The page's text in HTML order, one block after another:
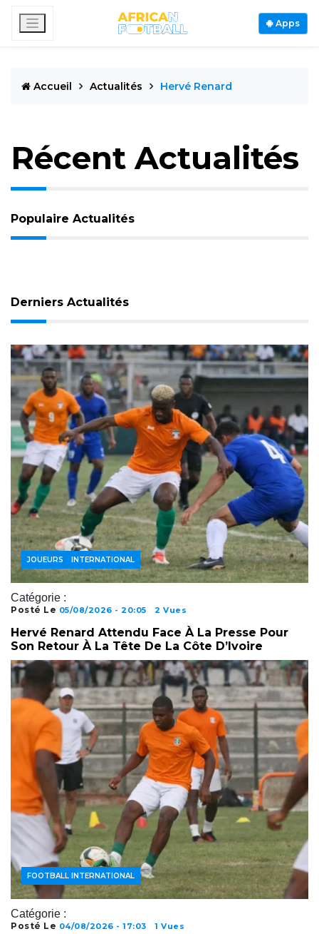
Apps
Accueil Actualités Hervé Renard
Récent Actualités
Populaire Actualités
Derniers Actualités
Catégorie :
ACTUALITÉS FOOTBALL
FOOTBALL INTERNATIONAL
JOUEURS
Posté Le 05/08/2026 - 20:05 2 Vues
Hervé Renard Attendu Face À La Presse Pour
Son Retour À La Tête De La Côte D’Ivoire
Catégorie :
ACTUALITÉS FOOTBALL
FOOTBALL AFRICAIN
FOOTBALL INTERNATIONAL
Posté Le 04/08/2026 - 17:03 1 Vues